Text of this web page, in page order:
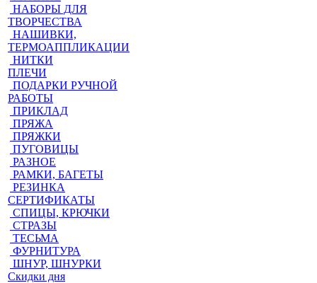
НАБОРЫ ДЛЯ
ТВОРЧЕСТВА
НАШИВКИ,
ТЕРМОАППЛИКАЦИИ
НИТКИ
ПЛЕЧИ
ПОДАРКИ РУЧНОЙ
РАБОТЫ
ПРИКЛАД
ПРЯЖА
ПРЯЖКИ
ПУГОВИЦЫ
РАЗНОЕ
РАМКИ, БАГЕТЫ
РЕЗИНКА
СЕРТИФИКАТЫ
СПИЦЫ, КРЮЧКИ
СТРАЗЫ
ТЕСЬМА
ФУРНИТУРА
ШНУР, ШНУРКИ
Скидки дня